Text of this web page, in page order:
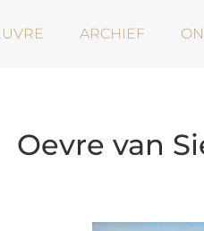
ARCHIEF
Oevre van